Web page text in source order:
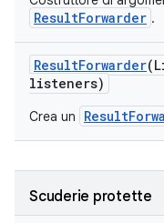
ResultForwarder .
ResultForwarder
listeners)
Crea un
Scuderie protette